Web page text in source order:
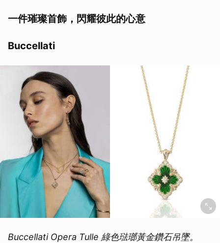
一件璀璨首飾，閃耀彼此的心意
Buccellati
Buccellati Opera Tulle 綠色琺瑯黃金鑽石吊墜。